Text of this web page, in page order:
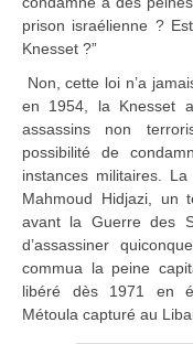
prison israélienne ?
Knesset ?”
Non, cette loi n’a
en 1954, la Knesset
assassins non
possibilité de
instances militaires.
Mahmoud Hidjazi, un
avant la Guerre des
d’assassiner
commua la peine
libéré dès 1971 en
Métoula capturé au